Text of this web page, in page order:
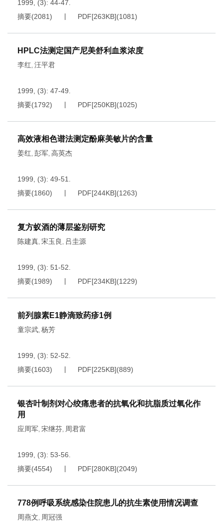
1999, (3): 44-47.
摘要(2081) PDF[263KB](1081)
HPLC法测定国产尼美舒利血浆浓度
李红, 汪平君
1999, (3): 47-49.
摘要(1792) PDF[250KB](1025)
高效液相色谱法测定酚麻美敏片的含量
姜红, 彭军, 高英杰
1999, (3): 49-51.
摘要(1860) PDF[244KB](1263)
复方蚁酒的薄层鉴别研究
陈建真, 宋玉良 , 吕圭源
1999, (3): 51-52.
摘要(1989) PDF[234KB](1229)
前列腺素E1静滴致药疹1例
童宗武, 杨芳
1999, (3): 52-52.
摘要(1603) PDF[225KB](889)
银杏叶制剂对心绞痛患者的抗氧化和抗脂质过氧化作
用
应周军, 宋继芬, 周君富
1999, (3): 53-56.
摘要(4554) PDF[280KB](2049)
778例呼吸系统感染住院患儿的抗生素使用情况调查
周燕文, 周冠强